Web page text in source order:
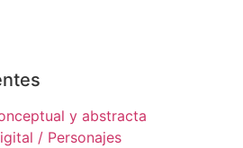
y abstracta
/ Personajes